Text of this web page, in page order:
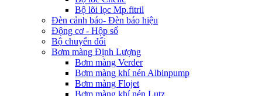
Bộ lõi lọc Mp.fitril
Đèn cảnh báo- Đèn báo hiệu
Động cơ - Hộp số
Bộ chuyển đổi
Bơm màng Định Lượng
Bơm màng Verder
Bơm màng khí nén Albinpump
Bơm màng Flojet
Bơm màng khí nén Lutz